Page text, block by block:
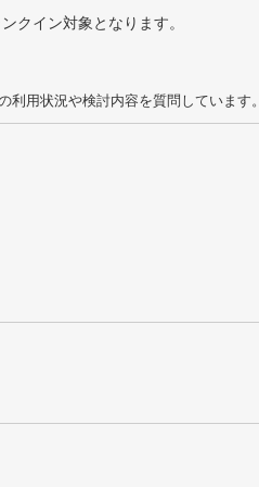
クイン対象となります。
用状況や検討内容を質問しています。